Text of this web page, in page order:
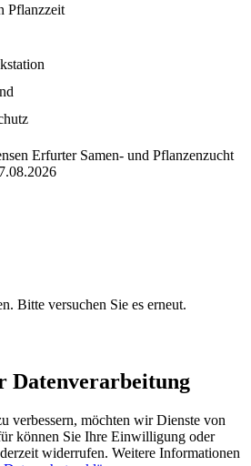
Pflanzzeit
Erfurter Samen- und Pflanzenzucht
Bitte versuchen Sie es erneut.
Datenverarbeitung
verbessern, möchten wir Dienste von
können Sie Ihre Einwilligung oder
widerrufen. Weitere Informationen